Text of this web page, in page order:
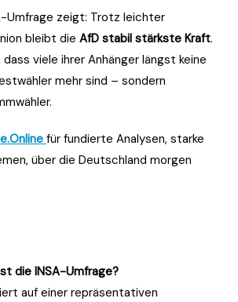
Umfrage zeigt: Trotz leichter
bleibt die AfD stabil stärkste Kraft.
viele ihrer Anhänger längst keine
mehr sind – sondern
für fundierte Analysen, starke
über die Deutschland morgen
die INSA-Umfrage?
auf einer repräsentativen